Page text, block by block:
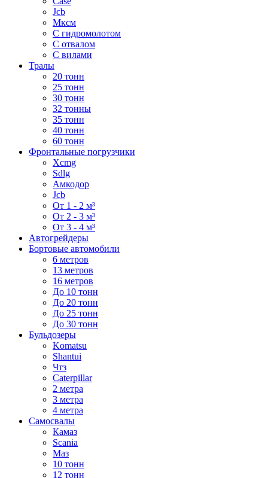
Jcb
Мксм
С гидромолотом
С отвалом
С вилами
Тралы
20 тонн
25 тонн
30 тонн
32 тонны
35 тонн
40 тонн
60 тонн
Фронтальные погрузчики
Xcmg
Sdlg
Амкодор
Jcb
От 1 - 2 м³
От 2 - 3 м³
От 3 - 4 м³
Автогрейдеры
Бортовые автомобили
6 метров
13 метров
16 метров
До 10 тонн
До 20 тонн
До 25 тонн
До 30 тонн
Бульдозеры
Komatsu
Shantui
Чтз
Caterpillar
2 метра
3 метра
4 метра
Самосвалы
Камаз
Scania
Маз
10 тонн
12 тонн